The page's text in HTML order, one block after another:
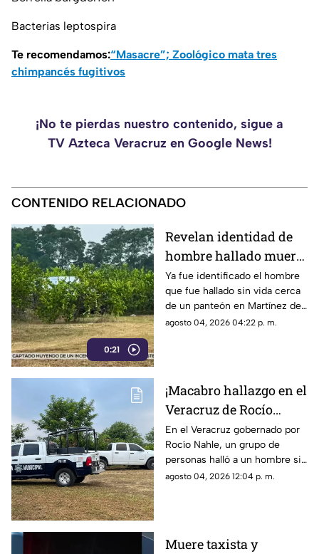
Bacterias leptospira
Te recomendamos:“Masacre”; Zoológico mata tres
chimpancés fugitivos
¡No te pierdas nuestro contenido, sigue a
TV Azteca Veracruz en Google News!
CONTENIDO RELACIONADO
0:21
Revelan identidad de
hombre hallado muerto
cerca de panteón en
Veracruz
Ya fue identificado el hombre
que fue hallado sin vida cerca
de un panteón en Martínez de
la Torre, Veracruz.
agosto 04, 2026 04:22 p. m.
¡Macabro hallazgo en el
Veracruz de Rocío
Nahle! Hallan a
hombre sin vida cerca
de panteón; así estaba
el cuerpo
En el Veracruz gobernado por
Rocío Nahle, un grupo de
personas halló a un hombre sin
vida cerca de un panteón en
agosto 04, 2026 12:04 p. m.
Muere taxista y